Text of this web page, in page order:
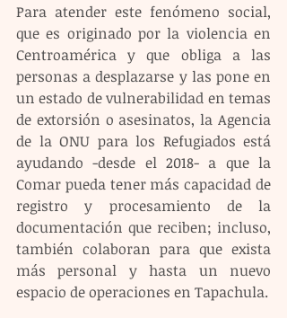
Para atender este fenómeno social,
que es originado por la violencia en
Centroamérica y que obliga a las
personas a desplazarse y las pone en
un estado de vulnerabilidad en temas
de extorsión o asesinatos, la Agencia
de la ONU para los Refugiados está
ayudando -desde el 2018- a que la
Comar pueda tener más capacidad de
registro y procesamiento de la
documentación que reciben; incluso,
también colaboran para que exista
más personal y hasta un nuevo
espacio de operaciones en Tapachula.